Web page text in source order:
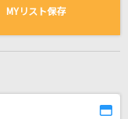
の一覧
MYリスト保存